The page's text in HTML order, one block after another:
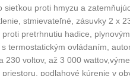
proti hmyzu a
stmievateľné, zásuvky 2 x
pretrhnutiu hadice,
termostatickým ovládaním,
230 voltov, až 3 000
podlahové kúrenie v